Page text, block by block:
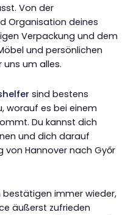
Von der
Organisation deines
Verpackung und dem
und persönlichen
um alles.
sind bestens
worauf es bei einem
Du kannst dich
und dich darauf
von Hannover nach Győr
bestätigen immer wieder,
äußerst zufrieden